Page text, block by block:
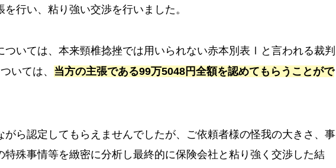
行い、粘り強い交渉を行いました。
ついては、本来頸椎捻挫では用いられない赤本別表Ⅰと言われる裁判
いては、 当方の主張である99万5048円全額を認めてもらうことがで
がら認定してもらえませんでしたが、ご依頼者様の怪我の大きさ、事
特殊事情等を緻密に分析し最終的に保険会社と粘り強く交渉した結